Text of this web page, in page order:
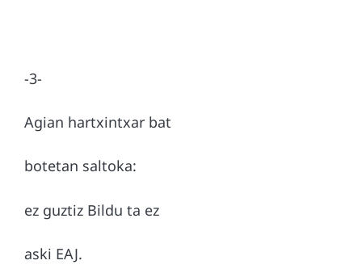
-3-
Agian hartxintxar bat
botetan saltoka:
ez guztiz Bildu ta ez
aski EAJ.